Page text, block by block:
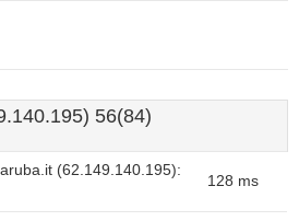
56(84)
(62.149.140.195):
128 ms